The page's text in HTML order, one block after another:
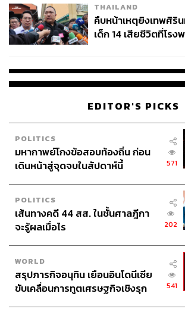
THAILAND
คืบหน้าเหตุยิงเทพศิริ
เด็ก 14 เสียชีวิตที่โรง
EDITOR'S PICKS
POLITICS
มหากาพย์โกงข้อสอบท้องถิ่น ก่อน
เดินหน้าสู่จุดจบในสัปดาห์นี้
571
POLITICS
เส้นทางคดี 44 สส. ในชั้นศาลฎีกา
จะรู้ผลเมื่อไร
202
WORLD
สรุปภารกิจอนุทิน เยือนอินโดนีเซีย
ขับเคลื่อนการทูตเศรษฐกิจเชิงรุก
541